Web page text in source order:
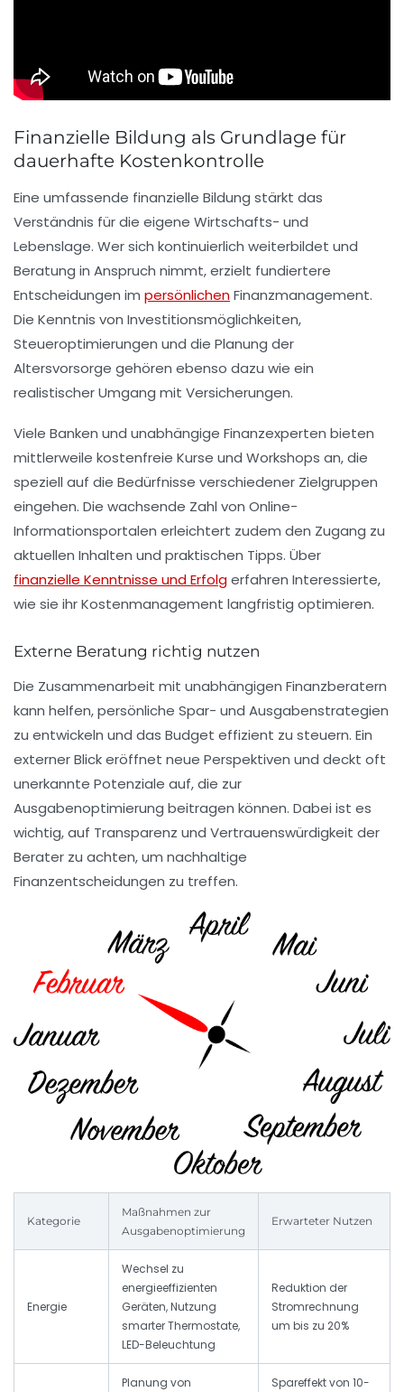
Finanzielle Bildung als Grundlage für
dauerhafte Kostenkontrolle
Eine umfassende finanzielle Bildung stärkt das
Verständnis für die eigene Wirtschafts- und
Lebenslage. Wer sich kontinuierlich weiterbildet und
Beratung in Anspruch nimmt, erzielt fundiertere
Entscheidungen im persönlichenFinanzmanagement.
Die Kenntnis von Investitionsmöglichkeiten,
Steueroptimierungen und die Planung der
Altersvorsorge gehören ebenso dazu wie ein
realistischer Umgang mit Versicherungen.
Viele Banken und unabhängige Finanzexperten bieten
mittlerweile kostenfreie Kurse und Workshops an, die
speziell auf die Bedürfnisse verschiedener Zielgruppen
eingehen. Die wachsende Zahl von Online-
Informationsportalen erleichtert zudem den Zugang zu
aktuellen Inhalten und praktischen Tipps. Über
finanzielle Kenntnisse und Erfolgerfahren Interessierte,
wie sie ihr Kostenmanagement langfristig optimieren.
Externe Beratung richtig nutzen
Die Zusammenarbeit mit unabhängigen Finanzberatern
kann helfen, persönliche Spar- und Ausgabenstrategien
zu entwickeln und das Budget effizient zu steuern. Ein
externer Blick eröffnet neue Perspektiven und deckt oft
unerkannte Potenziale auf, die zur
Ausgabenoptimierung beitragen können. Dabei ist es
wichtig, auf Transparenz und Vertrauenswürdigkeit der
Berater zu achten, um nachhaltige
Finanzentscheidungen zu treffen.
Kategorie
Maßnahmen zur
Ausgabenoptimierung
Erwarteter Nutzen
Energie
Wechsel zu
energieeffizienten
Geräten, Nutzung
smarter Thermostate,
LED-Beleuchtung
Reduktion der
Stromrechnung
um bis zu 20%
Planung von
Spareffekt von 10-